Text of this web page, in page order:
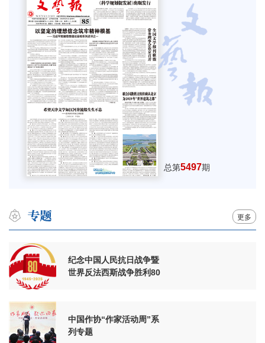
总第5497期
更多
纪念中国人民抗日战争暨
世界反法西斯战争胜利80
中国作协“作家活动周”系
列专题